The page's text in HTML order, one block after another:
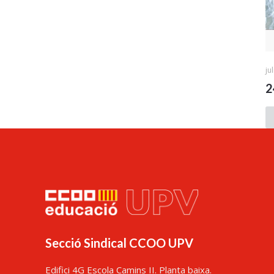
Secció Sindical CCOO UPV
Edifici 4G Escola Camins II. Planta baixa.